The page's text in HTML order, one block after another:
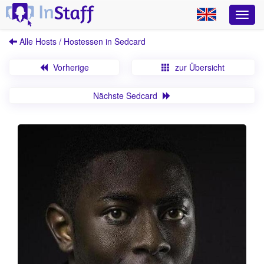
Alle Hosts / Hostessen in Sedcard
Vorherige zur Übersicht
Nächste Sedcard